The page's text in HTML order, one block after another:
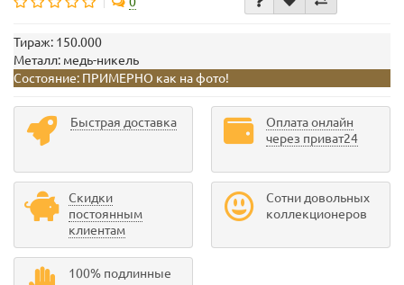
Тираж: 150.000
Металл: медь-никель
Состояние: ПРИМЕРНО как на фото!
Быстрая доставка
Оплата онлайн
через приват24
Скидки
постоянным
клиентам
Сотни довольных
коллекционеров
100% подлинные